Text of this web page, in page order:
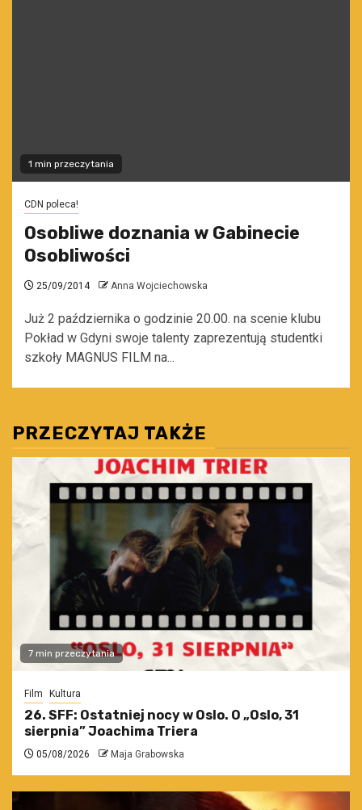
1 min przeczytania
CDN poleca!
Osobliwe doznania w Gabinecie
Osobliwości
25/09/2014 Anna Wojciechowska
Już 2 października o godzinie 20.00. na scenie klubu
Pokład w Gdyni swoje talenty zaprezentują studentki
szkoły MAGNUS FILM na...
PRZECZYTAJ TAKŻE
7 min przeczytania
Film Kultura
26. SFF: Ostatniej nocy w Oslo. O „Oslo, 31
sierpnia” Joachima Triera
05/08/2026 Maja Grabowska